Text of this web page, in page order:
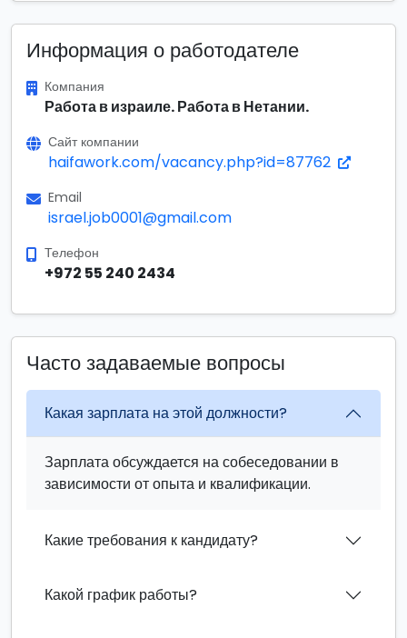
Информация о работодателе
Компания
Работа в израиле. Работа в Нетании.
Сайт компании
haifawork.com/vacancy.php?id=87762
Email
israel.job0001@gmail.com
Телефон
+972 55 240 2434
Часто задаваемые вопросы
Какая зарплата на этой должности?
Зарплата обсуждается на собеседовании в
зависимости от опыта и квалификации.
Какие требования к кандидату?
Какой график работы?